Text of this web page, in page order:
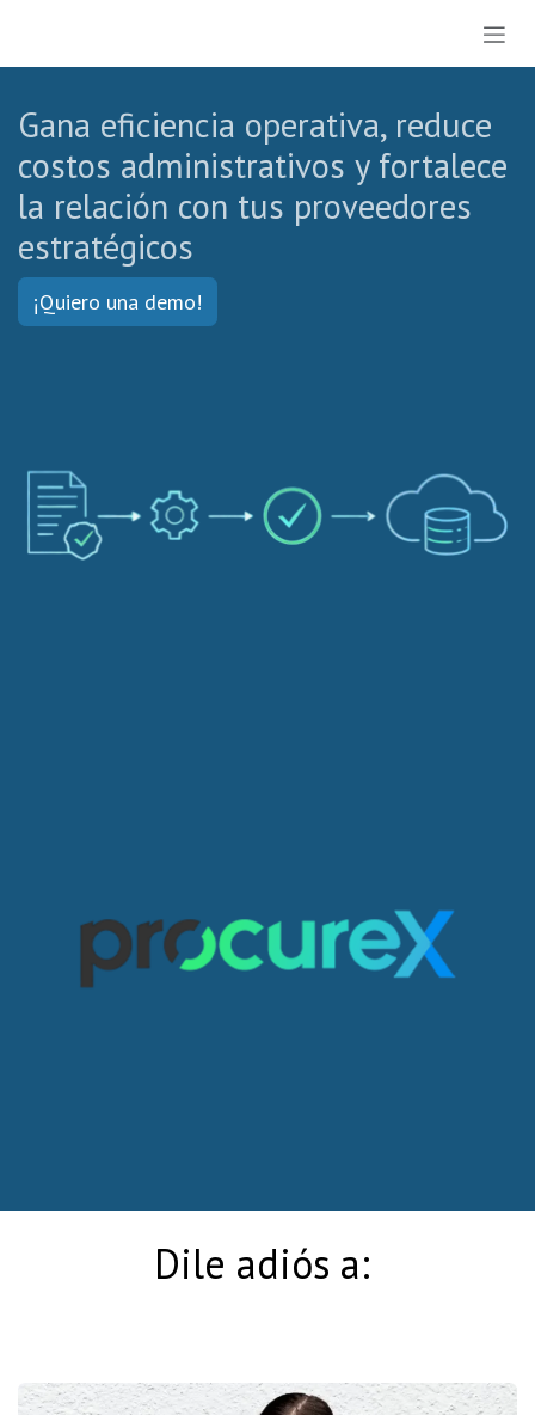
Gana eficiencia operativa, reduce
costos administrativos y fortalece
la relación con tus proveedores
estratégicos
¡Quiero una demo!
Dile adiós a: